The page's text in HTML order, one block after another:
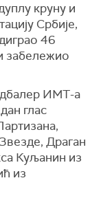
круну и
Србије,
46
забележио
ИМТ-а
глас
Драган
Куљанин из
из